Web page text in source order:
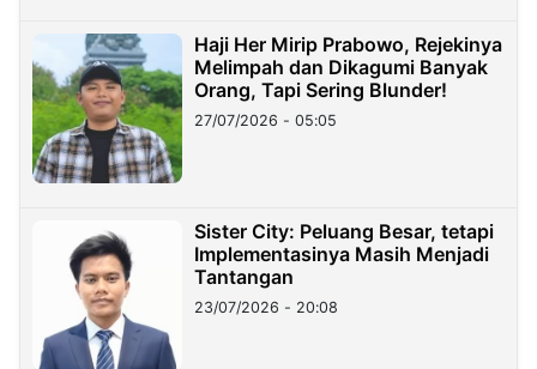
Haji Her Mirip Prabowo, Rejekinya
Melimpah dan Dikagumi Banyak
Orang, Tapi Sering Blunder!
27/07/2026 - 05:05
Sister City: Peluang Besar, tetapi
Implementasinya Masih Menjadi
Tantangan
23/07/2026 - 20:08